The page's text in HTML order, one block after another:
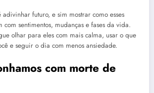
futuro, e sim mostrar como esses
com sentimentos, mudanças e fases da vida.
olhar para eles com mais calma, usar o que
e seguir o dia com menos ansiedade.
com morte de